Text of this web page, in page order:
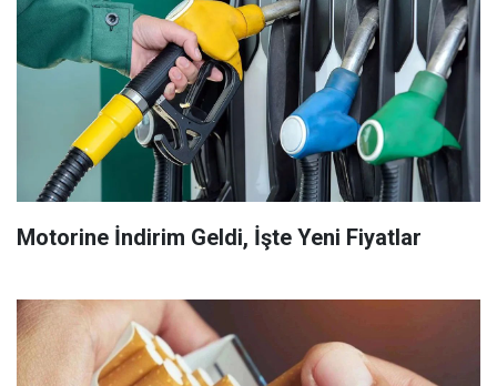
Motorine İndirim Geldi, İşte Yeni Fiyatlar